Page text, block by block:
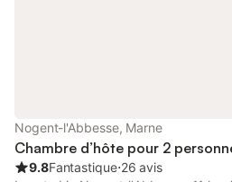
Nogent-l'Abbesse, Marne
Chambre d’hôte pour 2
9.8Fantastique⋅26 avis